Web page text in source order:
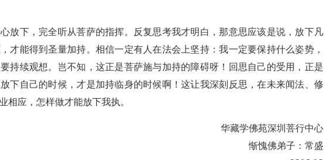
放下，完全听从菩萨的指挥。反复思考我才明白，那意思应该是说，放下凡
才能得到圣量加持。相信一定有人在法会上坚持：我一定要保持什么姿势，
持续观想。岂不知，这正是菩萨施与加持的障碍呀！回思自己的受用，正是
下自己的时候，才是加持临身的时候啊！这让我深刻反思，在未来闻法、修
相应，怎样做才能放下我执。
华藏学佛苑深圳菩行中心
惭愧佛弟子：常盛